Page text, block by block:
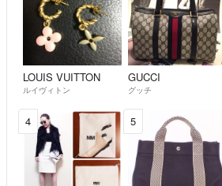
LOUIS VUITTON
ルイヴィトン
GUCCI
グッチ
4 5